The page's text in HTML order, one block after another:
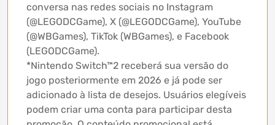
conversa nas redes sociais no Instagram
(@LEGODCGame), X (@LEGODCGame), YouTube
(@WBGames), TikTok (WBGames), e Facebook
(LEGODCGame).
*Nintendo Switch™2 receberá sua versão do
jogo posteriormente em 2026 e já pode ser
adicionado à lista de desejos. Usuários elegíveis
podem criar uma conta para participar desta